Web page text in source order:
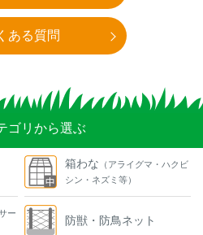
ある質問
ゴリから選ぶ
ー
箱わな （アライグマ・ハクビ
シン・ネズミ等）
防獣・防鳥ネット